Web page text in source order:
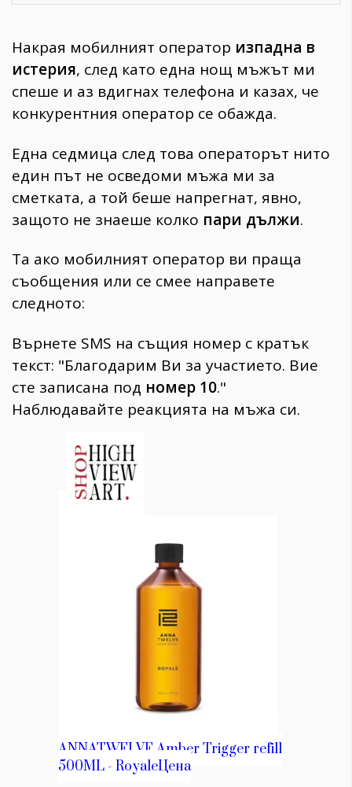
Накрая мобилният оператор изпадна в
истерия, след като една нощ мъжът ми
спеше и аз вдигнах телефона и казах, че
конкурентния оператор се обажда.
Една седмица след това операторът нито
един път не осведоми мъжа ми за
сметката, а той беше напрегнат, явно,
защото не знаеше колко пари дължи.
Та ако мобилният оператор ви праща
съобщения или се смее направете
следното:
Върнете SMS на същия номер с кратък
текст: "Благодарим Ви за участието. Вие
сте записана под номер 10."
Наблюдавайте реакцията на мъжа си.